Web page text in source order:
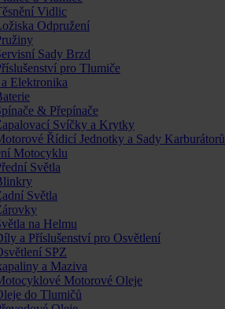
Vidlic
Odpružení
Sady Brzd
pro Tlumiče
Elektronika
& Přepínače
Svíčky a Krytky
Řídicí Jednotky a Sady Karburátorů
Motocyklu
Světla
Světla
na Helmu
a Příslušenství pro Osvětlení
SPZ
a Maziva
Motorové Oleje
do Tlumičů